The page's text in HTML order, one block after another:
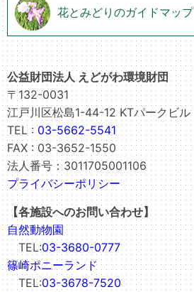
花とみどりのガイドマップ
公益財団法人 えどがわ環境財団
〒132-0031
江戸川区松島1-44-12 KTパークビル
TEL :03-5662-5541
FAX : 03-3652-1550
法人番号：3011705001106
プライバシーポリシー
【各施設へのお問い合わせ】
自然動物園
TEL:03-3680-0777
篠崎ポニーランド
TEL:03-3678-7520